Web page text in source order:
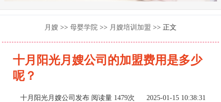
月嫂 >> 母婴学院 >> 月嫂培训加盟 >> 正文
十月阳光月嫂公司的加盟费用是多少
呢？
十月阳光月嫂公司发布 阅读量 1479次 2025-01-15 10:38:31